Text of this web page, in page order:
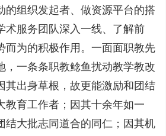
的组织发起者、做资源平台的搭
术服务团队深入一线、了解前
而为的积极作用。一面面职教先
，一条条职教鲶鱼扰动教学教改
其出身草根，故更能激励和团结
教育工作者；因其十余年如一
结大批志同道合的同仁；因其机